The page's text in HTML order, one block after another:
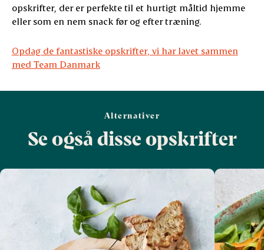
opskrifter, der er perfekte til et hurtigt måltid hjemme
eller som en nem snack før og efter træning.
Opdag de fantastiske opskrifter, vi har lavet sammen
med Team Danmark
Alternativer
Se også disse opskrifter